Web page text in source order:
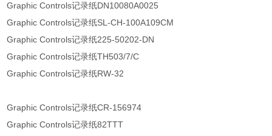
Graphic Controls记录纸DN10080A0025
Graphic Controls记录纸SL-CH-100A109CM
Graphic Controls记录纸225-50202-DN
Graphic Controls记录纸TH503/7/C
Graphic Controls记录纸RW-32
Graphic Controls记录纸CR-156974
Graphic Controls记录纸82TTT